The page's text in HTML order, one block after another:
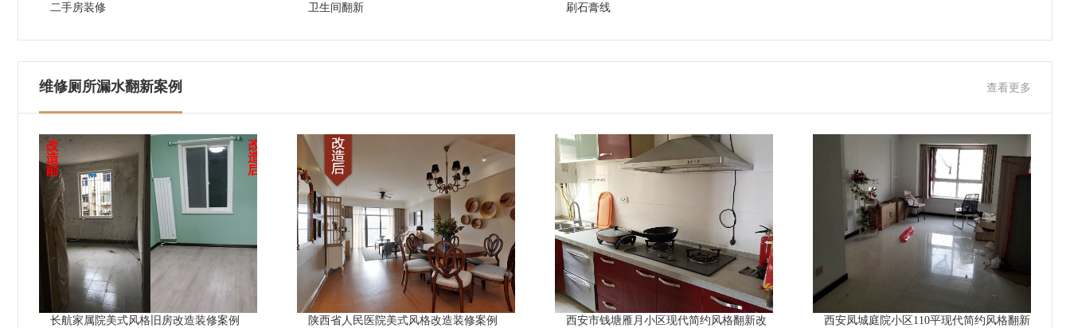
二手房装修 卫生间翻新 刷石膏线
维修厕所漏水翻新案例 查看更多
长航家属院美式风格旧房改造装修案例 陕西省人民医院美式风格改造装修案例
西安市钱塘雁月小区现代简约风格翻新改
西安凤城庭院小区110平现代简约风格翻新